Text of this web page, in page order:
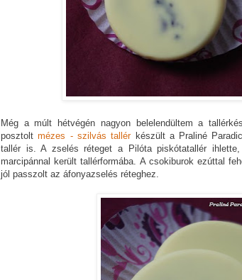
Még a múlt hétvégén nagyon belelendültem a
posztoltmézes - szilvás tallérkészült a Praliné
tallér is. A zselés réteget a Pilóta piskótatallér
marcipánnal került tallérformába. A csokiburok ezúttal
jól passzolt az áfonyazselés réteghez.